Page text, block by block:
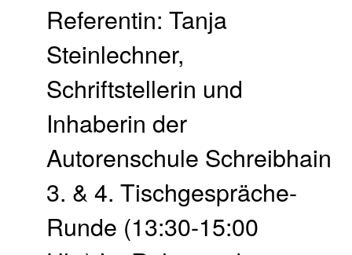
Referentin: Tanja
Steinlechner,
Schriftstellerin und
Inhaberin der
Autorenschule Schreibhain
3. & 4. Tisch­gespräche-
Runde (13:30-15:00